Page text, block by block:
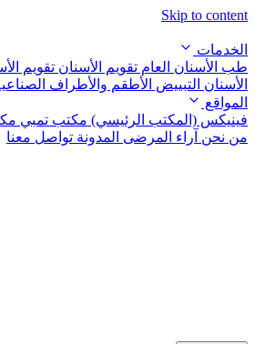
Skip to content
الخدمات
طب الأسنان العام تقويم الأسنان تقويم
الأسنان التبييض الأطقم والأطراف الصناعية
المواقع
فينيكس (المكتب الرئيسي) مكتب تمبي
من نحن آراء المرضى المدونة تواصل معنا